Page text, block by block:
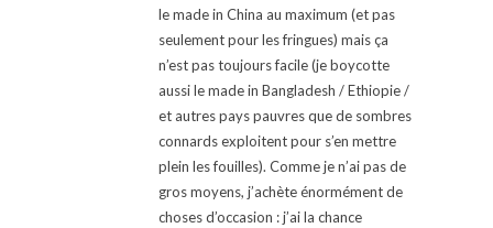
le made in China au maximum (et pas
seulement pour les fringues) mais ça
n’est pas toujours facile (je boycotte
aussi le made in Bangladesh / Ethiopie /
et autres pays pauvres que de sombres
connards exploitent pour s’en mettre
plein les fouilles). Comme je n’ai pas de
gros moyens, j’achète énormément de
choses d’occasion : j’ai la chance